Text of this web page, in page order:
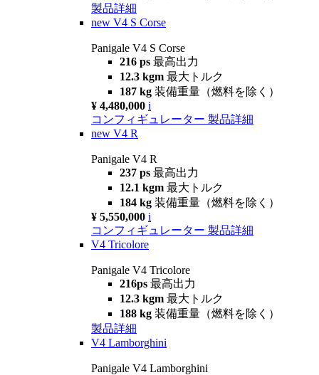
製品詳細
new V4 S Corse
Panigale V4 S Corse
216 ps 最高出力
12.3 kgm 最大トルク
187 kg 装備重量（燃料を除く）
¥ 4,480,000 i
コンフィギュレーター 製品詳細
new V4 R
Panigale V4 R
237 ps 最高出力
12.1 kgm 最大トルク
184 kg 装備重量（燃料を除く）
¥ 5,550,000 i
コンフィギュレーター 製品詳細
V4 Tricolore
Panigale V4 Tricolore
216ps 最高出力
12.3 kgm 最大トルク
188 kg 装備重量（燃料を除く）
製品詳細
V4 Lamborghini
Panigale V4 Lamborghini